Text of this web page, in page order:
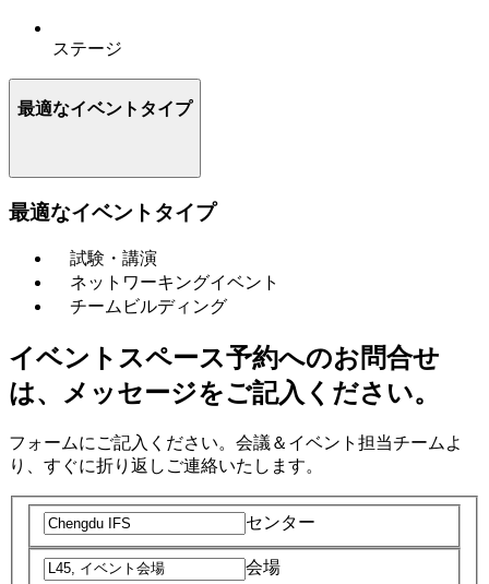
ステージ
最適なイベントタイプ
最適なイベントタイプ
試験・講演
ネットワーキングイベント
チームビルディング
イベントスペース予約へのお問合せ
は、メッセージをご記入ください。
フォームにご記入ください。会議＆イベント担当チームよ
り、すぐに折り返しご連絡いたします。
センター
会場